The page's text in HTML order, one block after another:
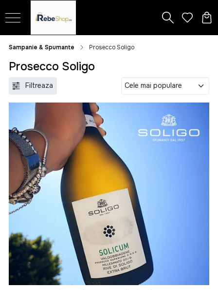
Sampanie & Spumante Prosecco Soligo
Prosecco Soligo
Filtreaza